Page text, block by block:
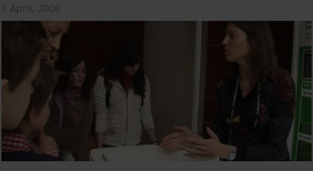
1 April, 2008